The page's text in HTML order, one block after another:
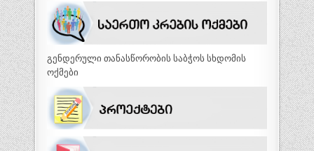
გენდერული თანასწორობის საბჭოს სხდომის
ოქმები